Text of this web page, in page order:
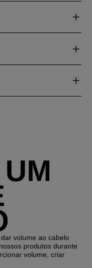
volume ao cabelo
produtos durante
volume, criar